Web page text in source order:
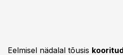
Eelmisel nädalal tõusis